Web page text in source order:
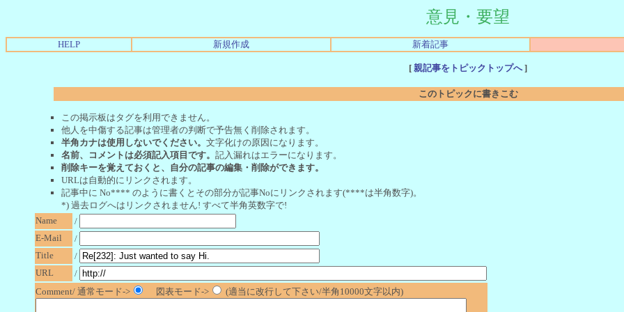
意見・要望
HELP 新規作成 新着記事
[ 親記事をトピックトップへ]
このトピックに書きこむ
この掲示板はタグを利用できません。
他人を中傷する記事は管理者の判断で予告無く削除されます。
半角カナは使用しないでください。 文字化けの原因になります。
名前、コメントは必須記入項目です。 記入漏れはエラーになります。
削除キーを覚えておくと、自分の記事の編集・削除ができます。
URLは自動的にリンクされます。
記事中に No**** のように書くとその部分が記事Noにリンクされます(****は半角数字)。
*) 過去ログへはリンクされません! すべて半角英数字で!
Name
/
E-Mail
/
Title
/
URL
/
Comment/ 通常モード->
図表モード-> (適当に改行して下さい/半角10000文字以内)